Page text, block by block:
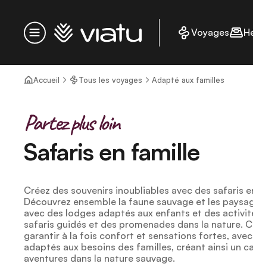
Menu
Accueil Voyages
Accueil Tous les voyages Adapté aux familles
Safaris en famille
Partez plus loin
Créez des souvenirs inoubliables avec des safaris
Découvrez ensemble la faune sauvage et les
avec des lodges adaptés aux enfants et des
safaris guidés et des promenades dans la nature.
garantir à la fois confort et sensations fortes,
adaptés aux besoins des familles, créant ainsi un
aventures dans la nature sauvage.